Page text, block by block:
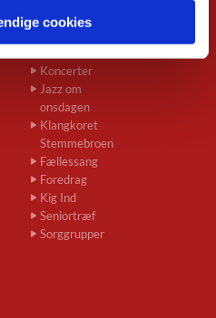
cookies
Koncerter
Jazz om
onsdagen
Klangkoret
Stemmebroen
Fællessang
Foredrag
Kig Ind
Seniortræf
Sorggrupper